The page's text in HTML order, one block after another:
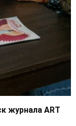
журнала ART